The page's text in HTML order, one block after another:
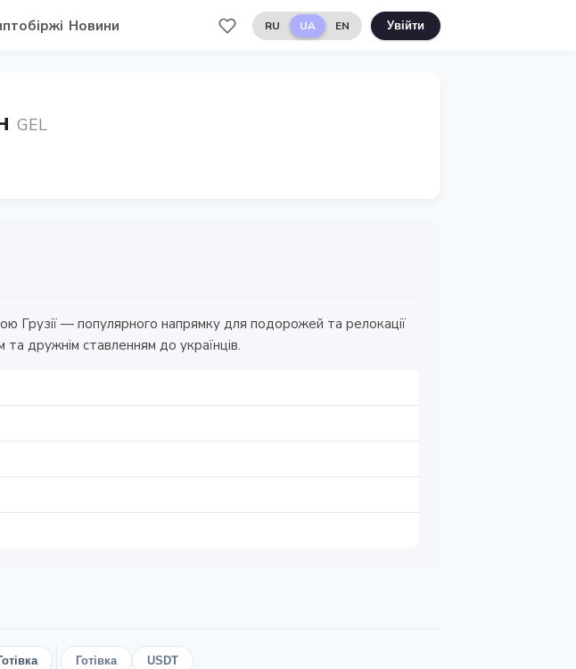
Новини RU UA EN Увійти
GEL
Грузії — популярного напрямку для подорожей та релокації
дружнім ставленням до українців.
Готівка USDT